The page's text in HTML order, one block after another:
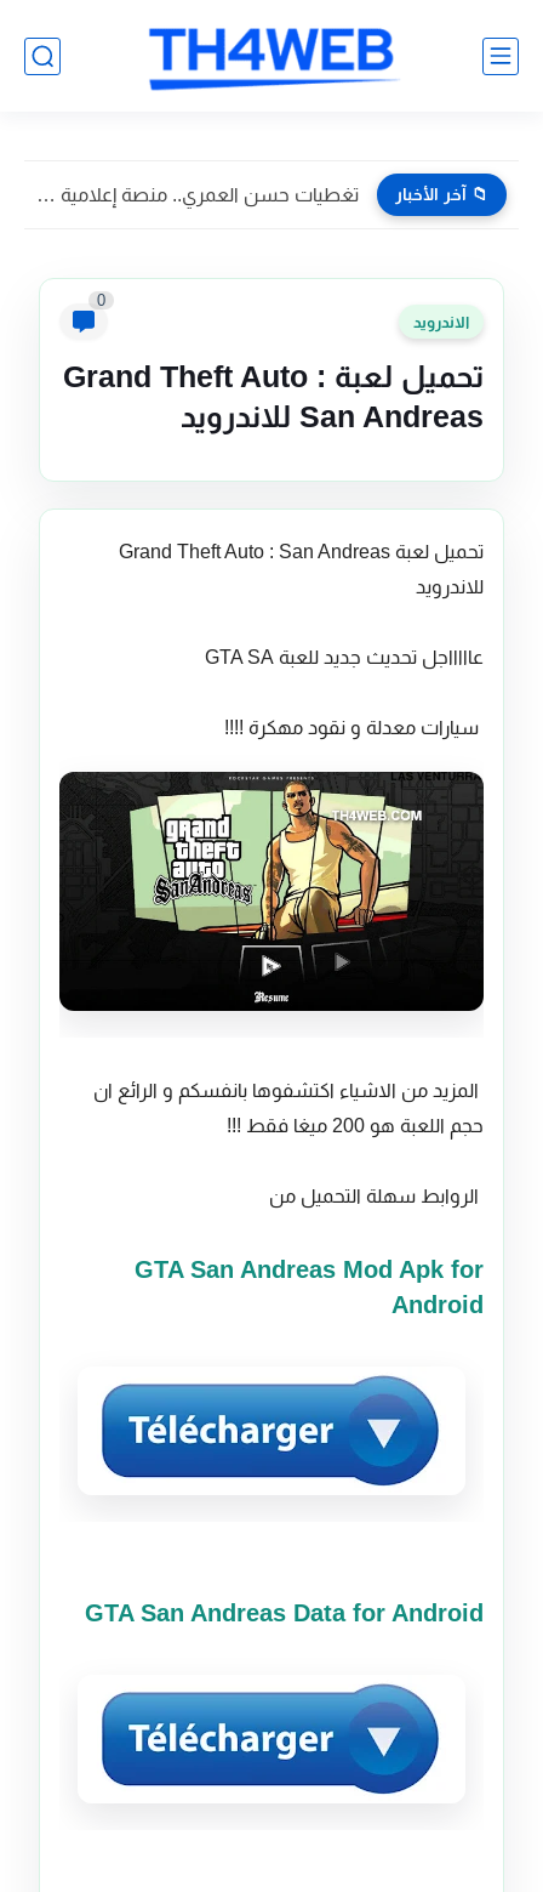
📁 آخر الأخبار تغطيات حسن العمري.. منصة إعلامية تسويقية تواكب أبرز فعاليات وأخبار...
الاندرويد
0
تحميل لعبة Grand Theft Auto :
San Andreas للاندرويد
تحميل لعبة Grand Theft Auto : San Andreas
للاندرويد
عاااااجل تحديث جديد للعبة GTA SA
سيارات معدلة و نقود مهكرة !!!!
المزيد من الاشياء اكتشفوها بانفسكم و الرائع ان
حجم اللعبة هو 200 ميغا فقط !!!
الروابط سهلة التحميل من
GTA San Andreas Mod Apk for
Android
GTA San Andreas Data for Android